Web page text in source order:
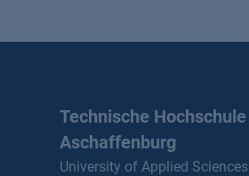
Technische Hochschule
Aschaffenburg
University of Applied Sciences